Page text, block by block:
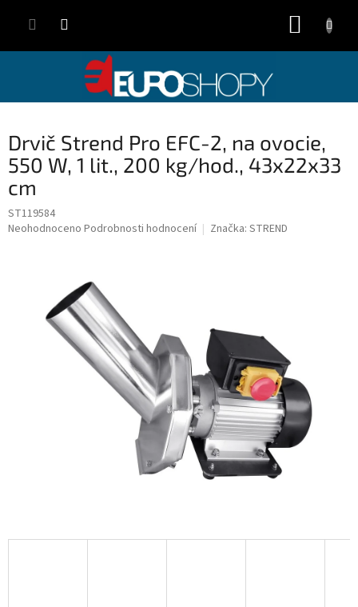
Drvič Strend Pro EFC-2, na ovocie,
550 W, 1 lit., 200 kg/hod., 43x22x33
cm
ST119584
Průměrné
hvězdiček.
Neohodnoceno Podrobnosti hodnocení Značka: STREND